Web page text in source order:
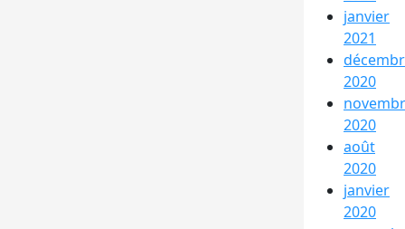
janvier
2021
2020
2020
août
2020
janvier
2020